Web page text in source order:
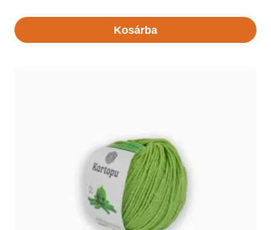
Kosárba